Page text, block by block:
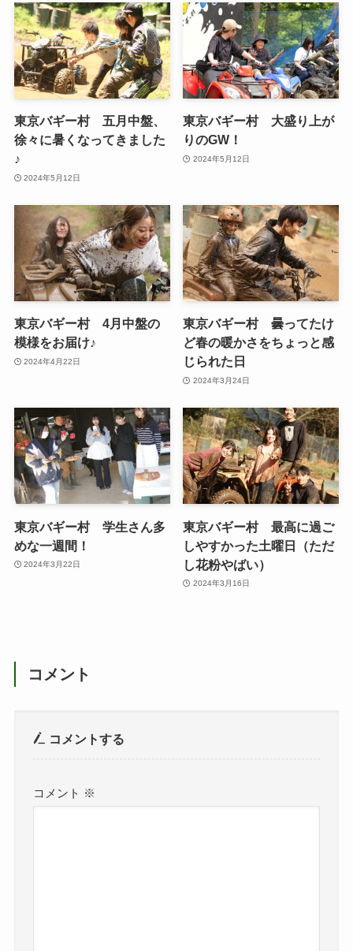
東京バギー村 五月中盤、
徐々に暑くなってきました
♪
2024年5月12日
東京バギー村 大盛り上が
りのGW！
2024年5月12日
東京バギー村 4月中盤の
模様をお届け♪
2024年4月22日
東京バギー村 曇ってたけ
ど春の暖かさをちょっと感
じられた日
2024年3月24日
東京バギー村 学生さん多
めな一週間！
2024年3月22日
東京バギー村 最高に過ご
しやすかった土曜日（ただ
し花粉やばい）
2024年3月16日
コメント
コメントする
コメント ※